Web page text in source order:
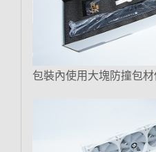
包裝內使用大塊防撞包材